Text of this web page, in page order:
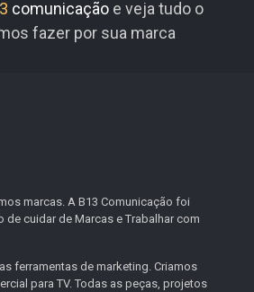
comunicação e veja tudo o
fazer por sua marca
marcas. A B13 Comunicação foi
de cuidar de Marcas e Trabalhar com
ferramentas de marketing. Criamos
para TV. Todas as peças, projetos